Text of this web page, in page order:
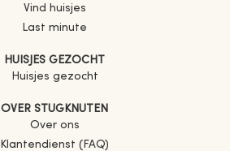
Vind huisjes
Last minute
HUISJES GEZOCHT
Huisjes gezocht
OVER STUGKNUTEN
Over ons
Klantendienst (FAQ)